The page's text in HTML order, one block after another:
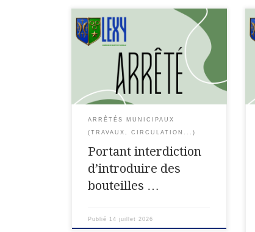
Département de Meurthe-et-
Moselle Commune de LEXY ARRÊTÉ
DU MAIRE Portant interdiction
d’introduire des bouteilles et
récipients en verre ou en métal
dans la fan zone aménagée à
l’occasion de la […]
ARRÊTÉS MUNICIPAUX
(TRAVAUX, CIRCULATION...)
Portant interdiction
d’introduire des
bouteilles …
Publié 14 juillet 2026